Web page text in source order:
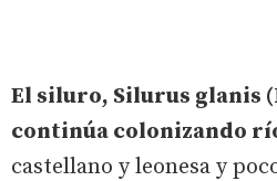
El siluro, Silurus glanis
continúa colonizando
castellano y leonesa y